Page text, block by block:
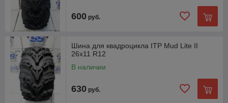
600 руб.
Шина для квадроцикла ITP Mud Lite II
26x11 R12
В наличии
630 руб.